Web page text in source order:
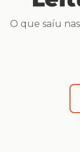
O que saíu